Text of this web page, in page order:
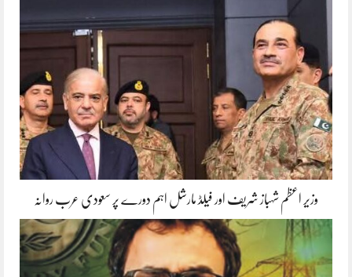
وزیر اعظم شہباز شریف اور فیلڈ مارشل اہم دورے پر سعودی عرب روانہ